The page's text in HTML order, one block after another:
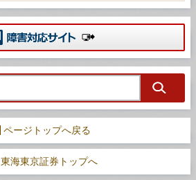
ページトップへ戻る
東海東京証券トップへ